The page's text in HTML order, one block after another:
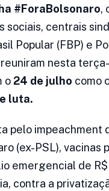
#ForaBolsonaro,
sociais, centrais
Popular (FBP) e
reuniram nesta
o 24 de julho como
luta.
pelo impeachment
(ex-PSL), vacinas
emergencial de
contra a